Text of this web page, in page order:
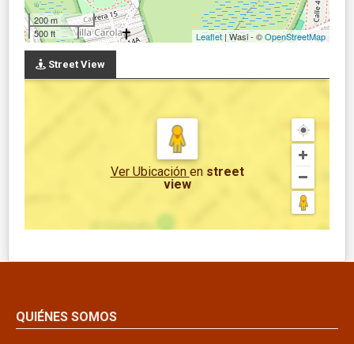
200 m
500 ft
Leaflet| Wasi - ©OpenStreetMap
Street View
Ver Ubicación en street
view
QUIÉNES SOMOS